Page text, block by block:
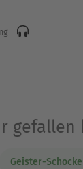
gefallen
Geister-